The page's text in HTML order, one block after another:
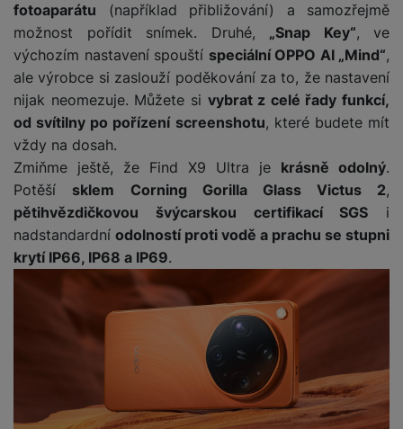
fotoaparátu (například přibližování) a samozřejmě
možnost pořídit snímek. Druhé, „Snap Key“, ve
výchozím nastavení spouští speciální OPPO AI „Mind“,
ale výrobce si zaslouží poděkování za to, že nastavení
nijak neomezuje. Můžete si vybrat z celé řady funkcí,
od svítilny po pořízení screenshotu, které budete mít
vždy na dosah.
Zmiňme ještě, že Find X9 Ultra je krásně odolný.
Potěší sklem Corning Gorilla Glass Victus 2,
pětihvězdičkovou švýcarskou certifikací SGS i
nadstandardní odolností proti vodě a prachu se stupni
krytí IP66, IP68 a IP69.